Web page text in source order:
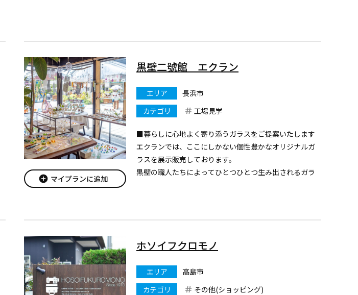
add_circle マイプランに追加
黒壁二號館 エクラン
エリア
長浜市
カテゴリ
工場見学
■暮らしに心地よく寄り添うガラスをご提案いたします
エクランでは、ここにしかない個性豊かなオリジナルガ
ラスを展示販売しております。
黒壁の職人たちによってひとつひとつ生み出されるガラ
■個...
ホソイフクロモノ
エリア
高島市
カテゴリ
その他(ショッピング)